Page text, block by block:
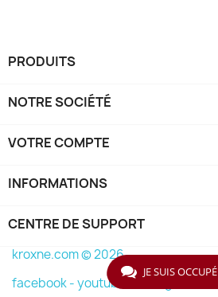
PRODUITS
NOTRE SOCIÉTÉ
VOTRE COMPTE
INFORMATIONS
CENTRE DE SUPPORT
kroxne.com © 2026
facebook -youtube - instagram
JE SUIS OCCUPÉ